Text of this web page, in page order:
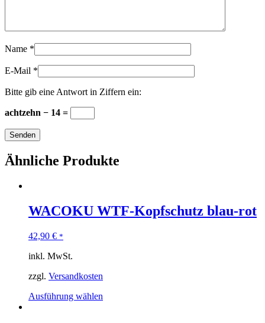
Name *
E-Mail *
Bitte gib eine Antwort in Ziffern ein:
achtzehn − 14 =
Ähnliche Produkte
WACOKU WTF-Kopfschutz blau-rot
42,90 € *
inkl. MwSt.
zzgl. Versandkosten
Ausführung wählen